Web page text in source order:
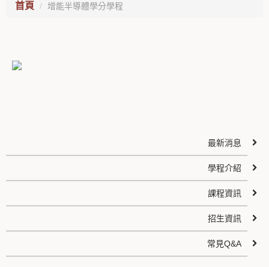
首頁 增能半導體學分學程
最新消息
學程介紹
課程資訊
招生資訊
常見Q&A